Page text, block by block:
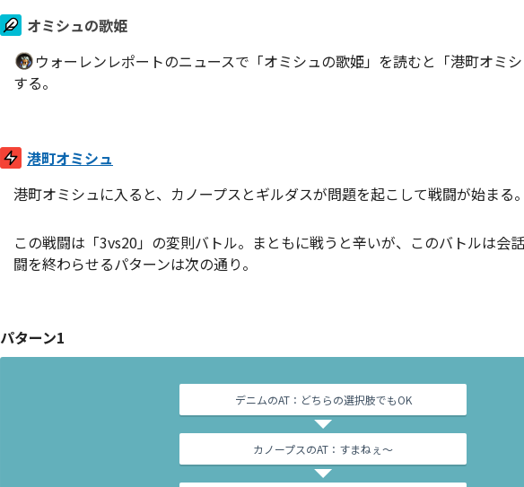
オミシュの歌姫
ウォーレンレポートのニュースで「オミシュの歌姫」を読むと「港町オミ
する。
港町オミシュ
港町オミシュに入ると、カノープスとギルダスが問題を起こして戦闘が始まる
この戦闘は「3vs20」の変則バトル。まともに戦うと辛いが、このバトルは会
闘を終わらせるパターンは次の通り。
パターン1
デニムのAT：どちらの選択肢でもOK
カノープスのAT：すまねぇ～